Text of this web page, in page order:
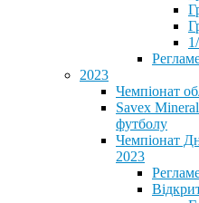
2023
Чемпіонат
Savex
футболу
Чемпіонат
2023